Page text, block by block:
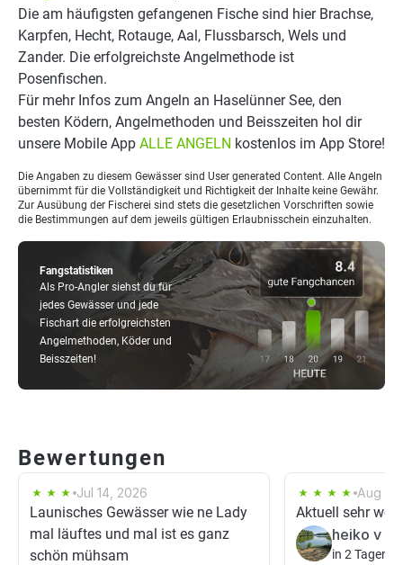
Fangstatistiken
Als Pro-Angler siehst du für
jedes Gewässer und jede
Fischart die erfolgreichsten
Angelmethoden, Köder und
Beisszeiten!
Die am häufigsten gefangenen Fische sind hier Brachse,
Karpfen, Hecht, Rotauge, Aal, Flussbarsch, Wels und
Zander. Die erfolgreichste Angelmethode ist
Posenfischen.
Für mehr Infos zum Angeln an Haselünner See, den
besten Ködern, Angelmethoden und Beisszeiten hol dir
unsere Mobile App ALLE ANGELN kostenlos im App Store!
Die Angaben zu diesem Gewässer sind User generated Content. Alle Angeln
übernimmt für die Vollständigkeit und Richtigkeit der Inhalte keine Gewähr.
Zur Ausübung der Fischerei sind stets die gesetzlichen Vorschriften sowie
die Bestimmungen auf dem jeweils gültigen Erlaubnisschein einzuhalten.
Bewertungen
Jul 14, 2026
Launisches Gewässer wie ne Lady
mal läuftes und mal ist es ganz
schön mühsam
Aug
Aktuell sehr
heiko v
in 2 Tagen